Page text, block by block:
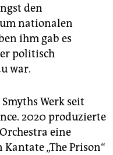
den
nationalen
ihm gab es
politisch
war.
Werk seit
2020 produzierte
eine
„The Prison“